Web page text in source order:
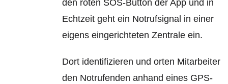
den roten SOS-Button der App und in
Echtzeit geht ein Notrufsignal in einer
eigens eingerichteten Zentrale ein.
Dort identifizieren und orten Mitarbeiter
den Notrufenden anhand eines GPS-